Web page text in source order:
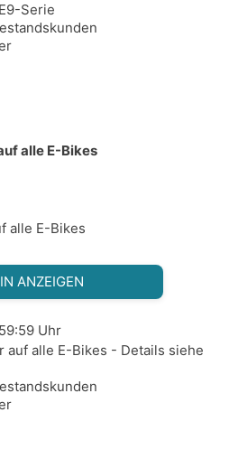
Serie
alle E-Bikes
alle E-Bikes
ANZEIGEN
Uhr
auf alle E-Bikes - Details siehe